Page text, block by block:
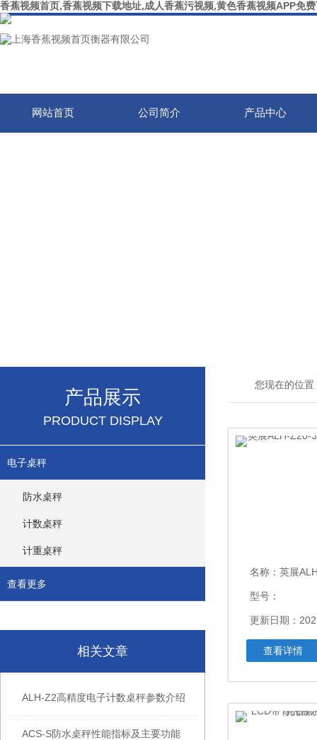
香蕉视频首页,香蕉视频下载地址,成人香蕉污视频,黄色香蕉视频APP免
网站首页 公司简介 产品中心
产品展示
PRODUCT DISPLAY
电子桌秤
防水桌秤
计数桌秤
计重桌秤
查看更多
相关文章
ALH-Z2高精度电子计数桌秤参数介绍
ACS-S防水桌秤性能指标及主要功能
您现在的位置
名称： 英展ALH-
型号：
更新日期：
查看详情